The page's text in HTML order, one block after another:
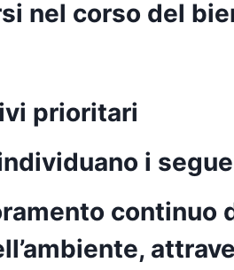
nel corso del
prioritari
i
continuo